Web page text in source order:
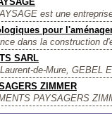
est une
pour
dans la construction
SARL
de-Mure, GEBEL
ZIMMER
PAYSAGERS